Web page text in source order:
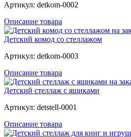
Артикул: detkom-0002
Описание товара
Детский комод со стеллажом
Артикул: detkom-0003
Описание товара
Детский стеллаж с ящиками
Артикул: detstell-0001
Описание товара